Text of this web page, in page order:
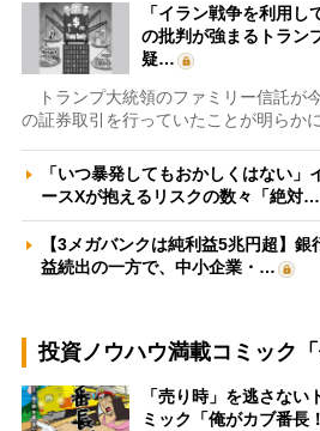
「イラン戦争を利用し
の批判が強まるトラン
疑…
トランプ大統領のファミリー信託が
の証券取引を行っていたことが明らか
「いつ暴発してもおかしくはない
ースXが抱えるリスクの数々「絶対…
【3メガバンクは純利益5兆円超】
益続出の一方で、中小企業・…
投資ノウハウ満載コミック「
「売り時」を逃さな
ミック「俺がカブ番長